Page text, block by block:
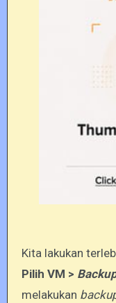
Kita lakukan
Pilih VM >
melakukan